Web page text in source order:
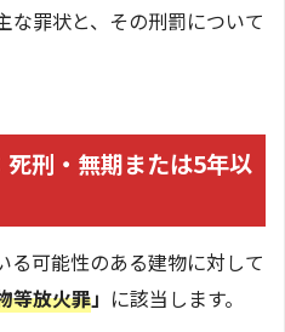
な罪状と、その刑罰について
刑・無期または5年以
る可能性のある建物に対して
等放火罪」 に該当します。